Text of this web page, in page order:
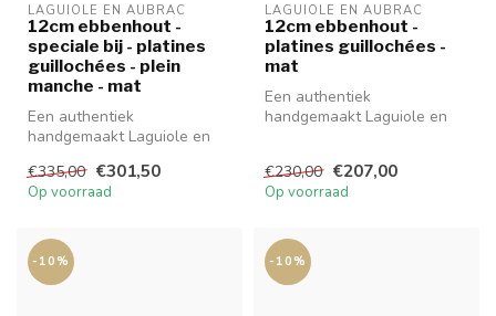
LAGUIOLE EN AUBRAC
12cm ebbenhout -
speciale bij - platines
guillochées - plein
manche - mat
Een authentiek
handgemaakt Laguiole en
kwaliteit met prachti...
€335,00 €301,50
Op voorraad
LAGUIOLE EN AUBRAC
12cm ebbenhout -
platines guillochées -
mat
Een authentiek
handgemaakt Laguiole en
€230,00 €207,00
Op voorraad
-10% -10%